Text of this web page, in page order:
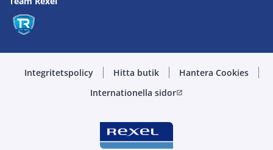
Integritetspolicy Hitta butik
Hantera Cookies
Internationella sidoropen_in_new